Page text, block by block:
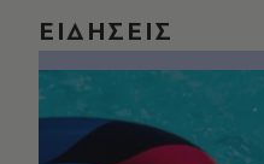
ΕΙΔΗΣΕΙΣ